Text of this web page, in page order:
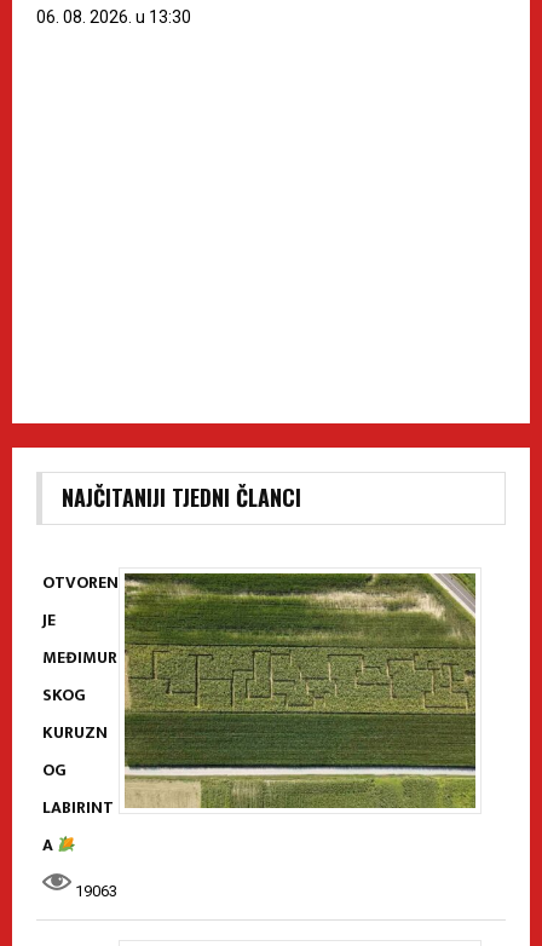
06. 08. 2026. u 13:30
NAJČITANIJI TJEDNI ČLANCI
OTVOREN
JE
MEĐIMUR
SKOG
KURUZN
OG
LABIRINT
A
19063